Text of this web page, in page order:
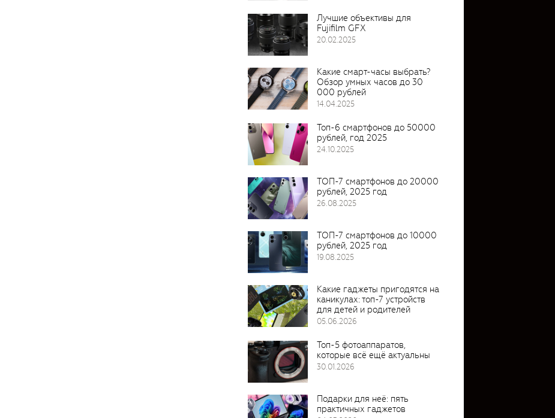
Лучшие объективы для
Fujifilm GFX
20.02.2025
Какие смарт-часы выбрать?
Обзор умных часов до 30
000 рублей
14.04.2025
Топ-6 смартфонов до 50000
рублей, год 2025
24.10.2025
ТОП-7 смартфонов до 20000
рублей, 2025 год
26.08.2025
ТОП-7 смартфонов до 10000
рублей, 2025 год
19.08.2025
Какие гаджеты пригодятся на
каникулах: топ-7 устройств
для детей и родителей
05.06.2026
Топ-5 фотоаппаратов,
которые всё ещё актуальны
30.01.2026
Подарки для неё: пять
практичных гаджетов